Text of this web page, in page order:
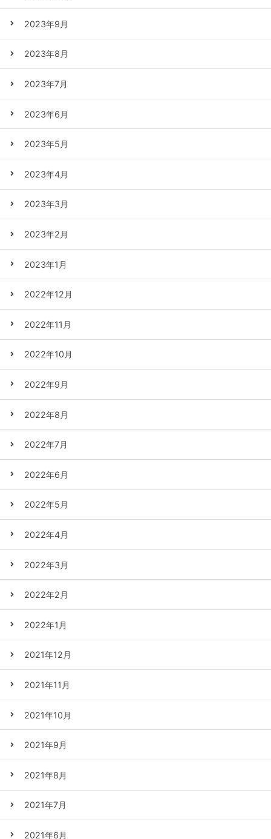
2023年9月
2023年8月
2023年7月
2023年6月
2023年5月
2023年4月
2023年3月
2023年2月
2023年1月
2022年12月
2022年11月
2022年10月
2022年9月
2022年8月
2022年7月
2022年6月
2022年5月
2022年4月
2022年3月
2022年2月
2022年1月
2021年12月
2021年11月
2021年10月
2021年9月
2021年8月
2021年7月
2021年6月